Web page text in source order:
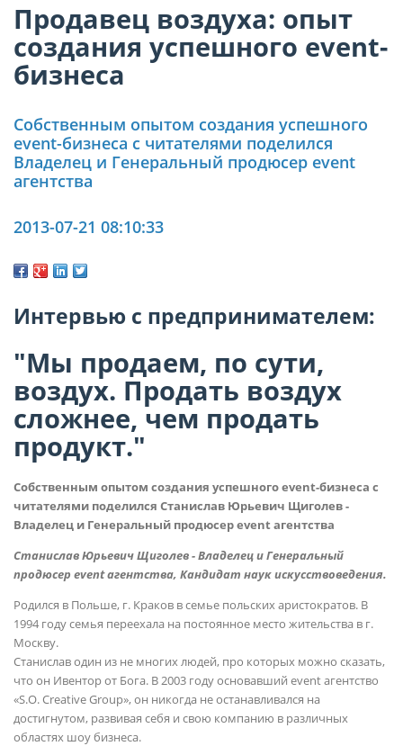
Продавец воздуха: опыт
создания успешного event-
бизнеса
Собственным опытом создания успешного
event-бизнеса с читателями поделился
Владелец и Генеральный продюсер event
агентства
2013-07-21 08:10:33
Интервью с предпринимателем:
"Мы продаем, по сути,
воздух. Продать воздух
сложнее, чем продать
продукт."
Собственным опытом создания успешного event-бизнеса с
читателями поделился Станислав Юрьевич Щиголев -
Владелец и Генеральный продюсер event агентства
Станислав Юрьевич Щиголев - Владелец и Генеральный
продюсер event агентства, Кандидат наук искусствоведения.
Родился в Польше, г. Краков в семье польских аристократов. В
1994 году семья переехала на постоянное место жительства в г.
Москву.
Станислав один из не многих людей, про которых можно сказать,
что он Ивентор от Бога. В 2003 году основавший event агентство
«S.O. Creative Group», он никогда не останавливался на
достигнутом, развивая себя и свою компанию в различных
областях шоу бизнеса.